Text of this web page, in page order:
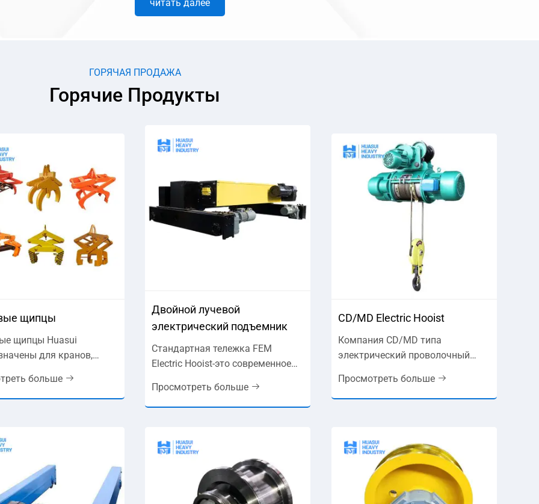
читать далее
ГОРЯЧАЯ ПРОДАЖА
Горячие Продукты
щипцы
щипцы Huasui
для кранов,
спектр материалов с
и безопасностью.
щипцы,
щипцы для заготовки,
индивидуальные
больше
Двойной лучевой
электрический подъемник
Стандартная тележка FEM
Electric Hooist-это современное
решения, предназначенное для
соответствия самым высоким
Объединяя передовые
технологии с компактным и
надежным дизайном, эта
тележка поднята создана для
тяжелых операций и бесшовной
Просмотреть больше
CD/MD Electric Hooist
Компания CD/MD типа
электрический проволочный
эффективным и экономически
эффективным решением для
широко признан за
долговечность и
последовательные показатели,
этот подъем разработан для
Просмотреть больше